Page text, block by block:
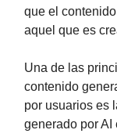
que el
aquel que es
Una de las
contenido
por usuarios es
generado por AI